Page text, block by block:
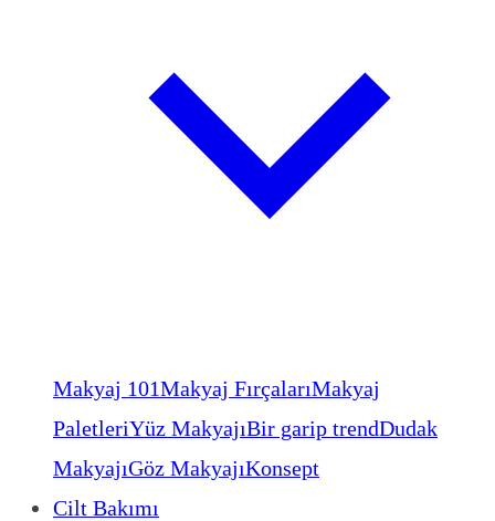
Makyaj 101Makyaj FırçalarıMakyaj
PaletleriYüz MakyajıBir garip trendDudak
MakyajıGöz MakyajıKonsept
Cilt Bakımı